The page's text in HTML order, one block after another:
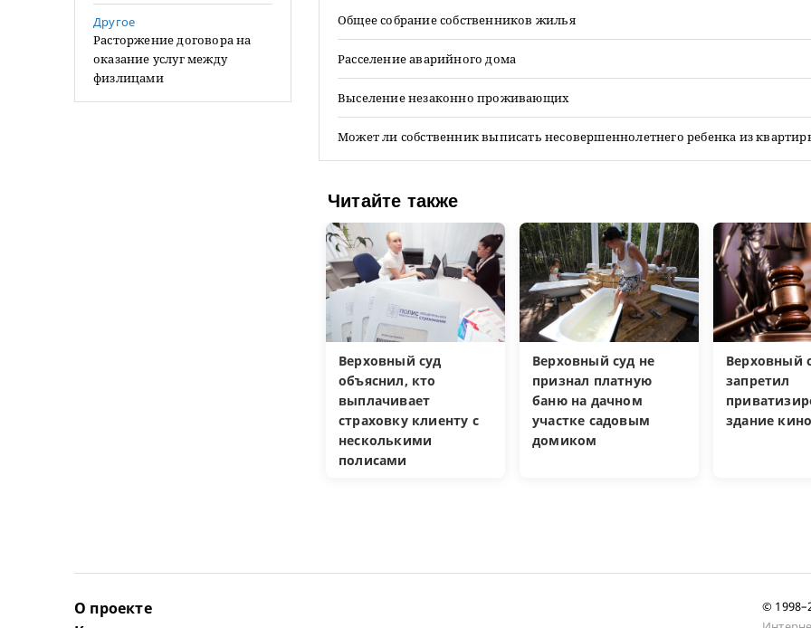
Другое
Расторжение договора на
оказание услуг между
физлицами
Общее собрание собственников жилья
Расселение аварийного дома
Выселение незаконно проживающих
Может ли собственник выписать несовершеннолетнего ребенка из
Читайте также
Верховный суд
объяснил, кто
выплачивает
страховку клиенту с
несколькими
полисами
Верховный суд не
признал платную
баню на дачном
участке садовым
домиком
Верховный
запретил
здание
О проекте
©